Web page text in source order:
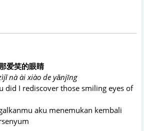
爱笑的眼睛
nà ài xiào de yǎnjīng
did I rediscover those smiling eyes of
aku menemukan kembali